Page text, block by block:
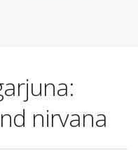
nirvana